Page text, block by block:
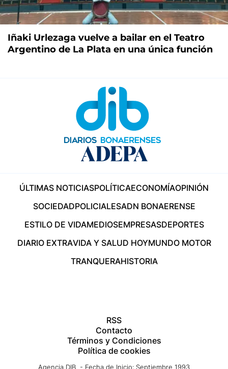
Iñaki Urlezaga vuelve a bailar en el Teatro
Argentino de La Plata en una única función
ÚLTIMAS NOTICIASPOLÍTICAECONOMÍAOPINIÓN
SOCIEDADPOLICIALESADN BONAERENSE
ESTILO DE VIDAMEDIOSEMPRESASDEPORTES
DIARIO EXTRAVIDA Y SALUD HOYMUNDO MOTOR
TRANQUERAHISTORIA
RSS
Contacto
Términos y Condiciones
Política de cookies
Agencia DIB - Fecha de Inicio: Septiembre 1993